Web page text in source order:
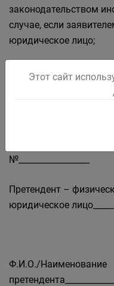
законодательством
случае, если
юридическое лицо;
4) документы,
№_________________
Претендент –
юридическое лицо_____
Ф.И.О./Наименование
Этот сайт